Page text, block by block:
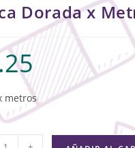
Dorada x
metros